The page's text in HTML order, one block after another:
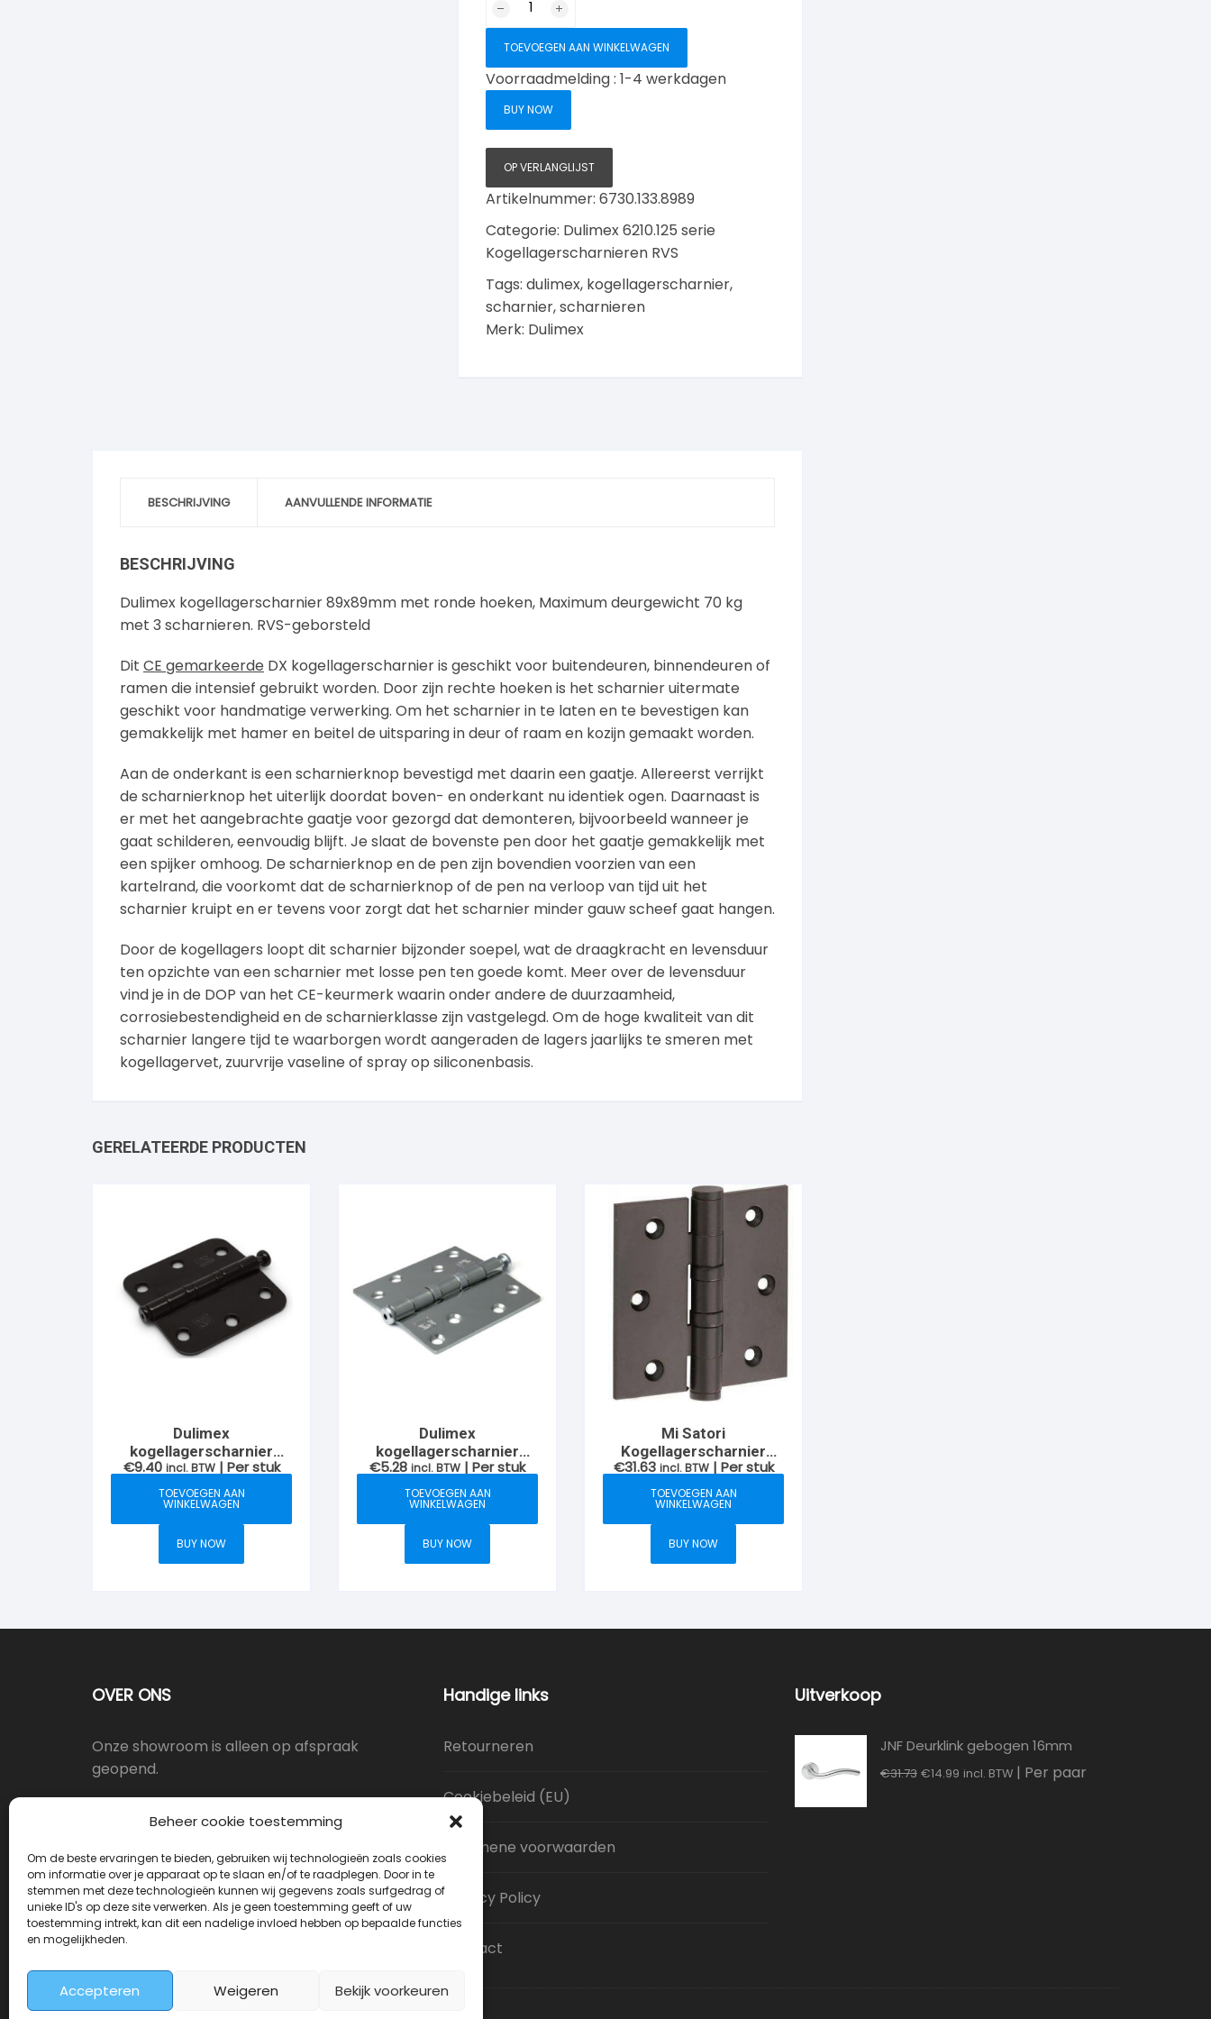
Beheer cookie toestemming
Om de beste ervaringen te bieden, gebruiken wij technologieën zoals cookies
om informatie over je apparaat op te slaan en/of te raadplegen. Door in te
stemmen met deze technologieën kunnen wij gegevens zoals surfgedrag of
unieke ID's op deze site verwerken. Als je geen toestemming geeft of uw
toestemming intrekt, kan dit een nadelige invloed hebben op bepaalde functies
en mogelijkheden.
Accepteren Weigeren Bekijk voorkeuren
kogellagerscharnier
89x89mm
ronde
hoeken,
RVS-
geborsteld
aantal
TOEVOEGEN AAN WINKELWAGEN
Voorraadmelding : 1-4 werkdagen
BUY NOW
OP VERLANGLIJST
Artikelnummer:6730.133.8989
Categorie: Dulimex 6210.125 serie
Kogellagerscharnieren RVS
Tags:dulimex, kogellagerscharnier,
scharnier,scharnieren
Merk: Dulimex
BESCHRIJVING AANVULLENDE INFORMATIE
BESCHRIJVING
Dulimex kogellagerscharnier 89x89mm met ronde hoeken, Maximum deurgewicht 70 kg
met 3 scharnieren. RVS-geborsteld
Dit CE gemarkeerde DX kogellagerscharnier is geschikt voor buitendeuren, binnendeuren of
ramen die intensief gebruikt worden. Door zijn rechte hoeken is het scharnier uitermate
geschikt voor handmatige verwerking. Om het scharnier in te laten en te bevestigen kan
gemakkelijk met hamer en beitel de uitsparing in deur of raam en kozijn gemaakt worden.
Aan de onderkant is een scharnierknop bevestigd met daarin een gaatje. Allereerst verrijkt
de scharnierknop het uiterlijk doordat boven- en onderkant nu identiek ogen. Daarnaast is
er met het aangebrachte gaatje voor gezorgd dat demonteren, bijvoorbeeld wanneer je
gaat schilderen, eenvoudig blijft. Je slaat de bovenste pen door het gaatje gemakkelijk met
een spijker omhoog. De scharnierknop en de pen zijn bovendien voorzien van een
kartelrand, die voorkomt dat de scharnierknop of de pen na verloop van tijd uit het
scharnier kruipt en er tevens voor zorgt dat het scharnier minder gauw scheef gaat hangen.
Door de kogellagers loopt dit scharnier bijzonder soepel, wat de draagkracht en levensduur
ten opzichte van een scharnier met losse pen ten goede komt. Meer over de levensduur
vind je in de DOP van het CE-keurmerk waarin onder andere de duurzaamheid,
corrosiebestendigheid en de scharnierklasse zijn vastgelegd. Om de hoge kwaliteit van dit
scharnier langere tijd te waarborgen wordt aangeraden de lagers jaarlijks te smeren met
kogellagervet, zuurvrije vaseline of spray op siliconenbasis.
GERELATEERDE PRODUCTEN
Dulimex
kogellagerscharnier
76x76mm met ronde
hoeken, zwart
€9.40 incl. BTW | Per stuk
TOEVOEGEN AAN
WINKELWAGEN
BUY NOW
Dulimex
kogellagerscharnier
76x76mm met rechte
hoeken, verzinkt
€5.28 incl. BTW | Per stuk
TOEVOEGEN AAN
WINKELWAGEN
BUY NOW
Mi Satori
Kogellagerscharnier
platte knop en rechte
hoek 76x76mm
€31.63 incl. BTW | Per stuk
TOEVOEGEN AAN
WINKELWAGEN
BUY NOW
OVER ONS
Onze showroom is alleen op afspraak
geopend.
Oostergracht 17-10, 3763LX Soest
info@deurkrukwinkel.nl
Maandag - Vrijdag 08:30 - 17:30
Handige links
Retourneren
Cookiebeleid (EU)
Algemene voorwaarden
Privacy Policy
Contact
Uitverkoop
JNF Deurklink gebogen 16mm
€31.73 Oorspronkelijke
€14.99Huidige
incl. BTW | Per paar